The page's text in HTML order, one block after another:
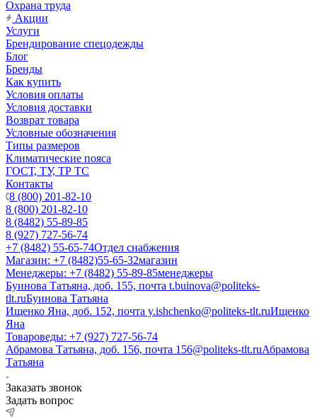
Охрана труда
Акции
Услуги
Брендирование спецодежды
Блог
Бренды
Как купить
Условия оплаты
Условия доставки
Возврат товара
Условные обозначения
Типы размеров
Климатические пояса
ГОСТ, ТУ, ТР ТС
Контакты
8 (800) 201-82-10
8 (800) 201-82-10
8 (8482) 55-89-85
8 (927) 727-56-74
+7 (8482) 55-65-74Отдел снабжения
Магазин: +7 (8482)55-65-32магазин
Менеджеры: +7 (8482) 55-89-85менеджеры
Буинова Татьяна, доб. 155, почта t.buinova@politeks-
tlt.ruБуинова Татьяна
Ищенко Яна, доб. 152, почта y.ishchenko@politeks-tlt.ruИщенко
Яна
Товароведы: +7 (927) 727-56-74
Абрамова Татьяна, доб. 156, почта 156@politeks-tlt.ruАбрамова
Татьяна
Заказать звонок
Задать вопрос